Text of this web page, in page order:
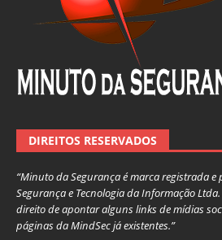
DIREITOS RESERVADOS
“Minuto da Segurança é marca registrada
Segurança e Tecnologia da Informação
direito de apontar alguns links de mídias
páginas da MindSec já existentes.”